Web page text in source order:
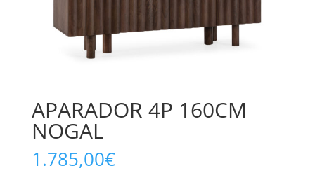
APARADOR 4P 160CM
NOGAL
1.785,00€